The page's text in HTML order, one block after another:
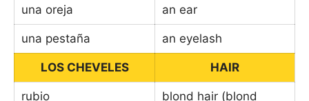
una oreja an ear
una pestaña an eyelash
LOS CHEVELES HAIR
rubio blond hair (blond